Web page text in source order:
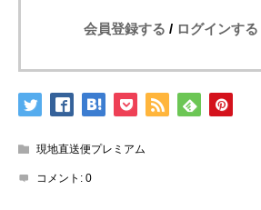
会員登録する / ログインする
現地直送便プレミアム
コメント: 0